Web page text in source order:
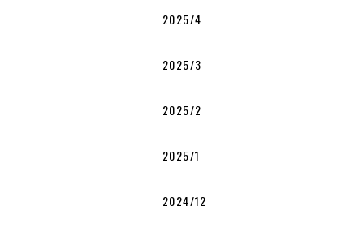
2025/4
2025/3
2025/2
2025/1
2024/12